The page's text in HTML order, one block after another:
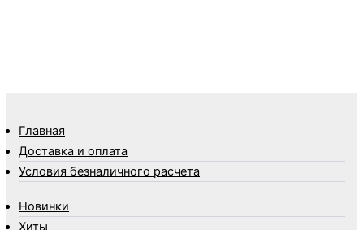
Товары для кухни
Товары для сада и огорода
Товары для туризма и отдыха
Упаковка
Главная
Доставка и оплата
Условия безналичного расчета
Новинки
Хиты